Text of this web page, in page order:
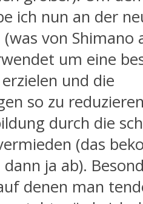
ich nun an der
von Shimano
um eine
und die
so zu
durch die
(das
ja ab).
denen man